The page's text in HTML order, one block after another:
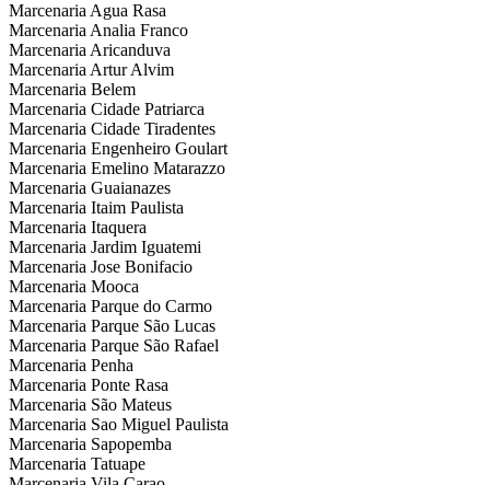
Marcenaria Agua Rasa
Marcenaria Analia Franco
Marcenaria Aricanduva
Marcenaria Artur Alvim
Marcenaria Belem
Marcenaria Cidade Patriarca
Marcenaria Cidade Tiradentes
Marcenaria Engenheiro Goulart
Marcenaria Emelino Matarazzo
Marcenaria Guaianazes
Marcenaria Itaim Paulista
Marcenaria Itaquera
Marcenaria Jardim Iguatemi
Marcenaria Jose Bonifacio
Marcenaria Mooca
Marcenaria Parque do Carmo
Marcenaria Parque São Lucas
Marcenaria Parque São Rafael
Marcenaria Penha
Marcenaria Ponte Rasa
Marcenaria São Mateus
Marcenaria Sao Miguel Paulista
Marcenaria Sapopemba
Marcenaria Tatuape